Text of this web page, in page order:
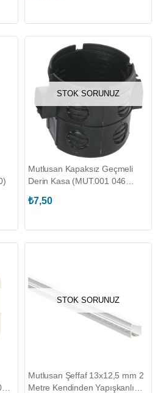
STOK SORUNUZ
Mutlusan Kapaksız Geçmeli
Derin Kasa (MUT.001 046
₺7,50
STOK SORUNUZ
Mutlusan Şeffaf 13x12,5 mm 2
Metre Kendinden Yapışkanlı